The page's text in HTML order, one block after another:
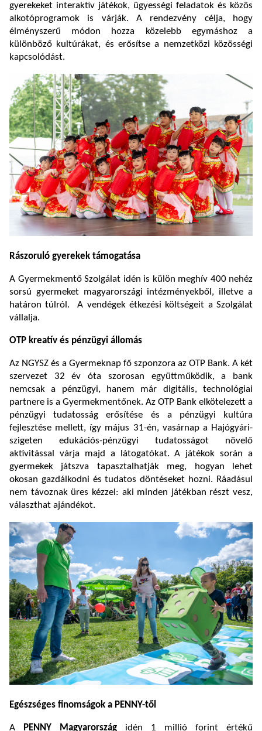
gyerekeket interaktív játékok, ügyességi feladatok és közös
alkotóprogramok is várják. A rendezvény célja, hogy
élményszerű módon hozza közelebb egymáshoz a
különböző kultúrákat, és erősítse a nemzetközi közösségi
kapcsolódást.
Rászoruló gyerekek támogatása
A Gyermekmentő Szolgálat idén is külön meghív 400 nehéz
sorsú gyermeket magyarországi intézményekből, illetve a
határon túlról. A vendégek étkezési költségeit a Szolgálat
vállalja.
OTP kreatív és pénzügyi állomás
Az NGYSZ és a Gyermeknap fő szponzora az OTP Bank. A két
szervezet 32 év óta szorosan együttműködik, a bank
nemcsak a pénzügyi, hanem már digitális, technológiai
partnere is a Gyermekmentőnek. Az OTP Bank elkötelezett a
pénzügyi tudatosság erősítése és a pénzügyi kultúra
fejlesztése mellett, így május 31-én, vasárnap a Hajógyári-
szigeten edukációs-pénzügyi tudatosságot növelő
aktivitással várja majd a látogatókat. A játékok során a
gyermekek játszva tapasztalhatják meg, hogyan lehet
okosan gazdálkodni és tudatos döntéseket hozni. Ráadásul
nem távoznak üres kézzel: aki minden játékban részt vesz,
választhat ajándékot.
Egészséges finomságok a PENNY-től
A PENNY Magyarország idén 1 millió forint értékű